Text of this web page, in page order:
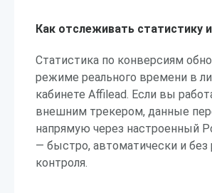
Как отслеживать статистику
Статистика по конверсиям
режиме реального времени в
кабинете Affilead. Если вы
внешним трекером, данные
напрямую через настроенный
— быстро, автоматически и без
контроля.